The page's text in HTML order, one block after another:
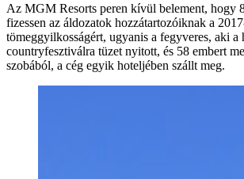
Az MGM Resorts peren kívül belement, hogy
fizessen az áldozatok hozzátartozóiknak a
tömeggyilkosságért, ugyanis a fegyveres, aki a
countryfesztiválra tüzet nyitott, és 58 embert
szobából, a cég egyik hoteljében szállt meg.